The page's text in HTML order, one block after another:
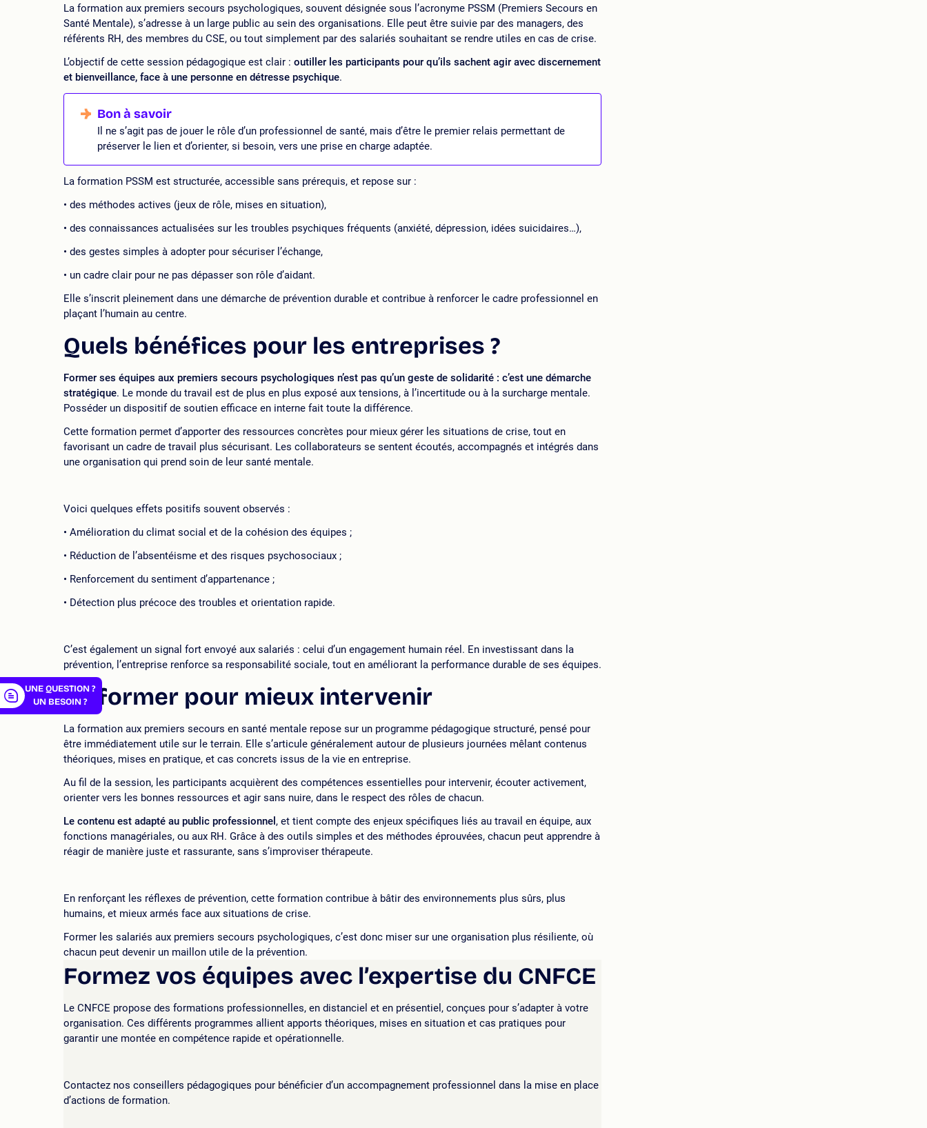
La formation aux premiers secours psychologiques, souvent désignée sous l’acronyme PSSM (Premiers Secours en
Santé Mentale), s’adresse à un large public au sein des organisations. Elle peut être suivie par des managers, des
référents RH, des membres du CSE, ou tout simplement par des salariés souhaitant se rendre utiles en cas de crise.
L’objectif de cette session pédagogique est clair : outiller les participants pour qu’ils sachent agir avec discernement
et bienveillance, face à une personne en détresse psychique.
Il ne s’agit pas de jouer le rôle d’un professionnel de santé, mais d’être le premier relais permettant de
préserver le lien et d’orienter, si besoin, vers une prise en charge adaptée.
La formation PSSM est structurée, accessible sans prérequis, et repose sur :
des méthodes actives (jeux de rôle, mises en situation),
des connaissances actualisées sur les troubles psychiques fréquents (anxiété, dépression, idées suicidaires…),
des gestes simples à adopter pour sécuriser l’échange,
un cadre clair pour ne pas dépasser son rôle d’aidant.
Elle s’inscrit pleinement dans une démarche de prévention durable et contribue à renforcer le cadre professionnel en
plaçant l’humain au centre.
Quels bénéfices pour les entreprises ?
Former ses équipes aux premiers secours psychologiques n’est pas qu’un geste de solidarité : c’est une démarche
stratégique. Le monde du travail est de plus en plus exposé aux tensions, à l’incertitude ou à la surcharge mentale.
Posséder un dispositif de soutien efficace en interne fait toute la différence.
Cette formation permet d’apporter des ressources concrètes pour mieux gérer les situations de crise, tout en
favorisant un cadre de travail plus sécurisant. Les collaborateurs se sentent écoutés, accompagnés et intégrés dans
une organisation qui prend soin de leur santé mentale.
Voici quelques effets positifs souvent observés :
Amélioration du climat social et de la cohésion des équipes ;
Réduction de l’absentéisme et des risques psychosociaux ;
Renforcement du sentiment d’appartenance ;
Détection plus précoce des troubles et orientation rapide.
C’est également un signal fort envoyé aux salariés : celui d’un engagement humain réel. En investissant dans la
prévention, l’entreprise renforce sa responsabilité sociale, tout en améliorant la performance durable de ses équipes.
Se former pour mieux intervenir
La formation aux premiers secours en santé mentale repose sur un programme pédagogique structuré, pensé pour
être immédiatement utile sur le terrain. Elle s’articule généralement autour de plusieurs journées mêlant contenus
théoriques, mises en pratique, et cas concrets issus de la vie en entreprise.
Au fil de la session, les participants acquièrent des compétences essentielles pour intervenir, écouter activement,
orienter vers les bonnes ressources et agir sans nuire, dans le respect des rôles de chacun.
Le contenu est adapté au public professionnel , et tient compte des enjeux spécifiques liés au travail en équipe, aux
fonctions managériales, ou aux RH. Grâce à des outils simples et des méthodes éprouvées, chacun peut apprendre à
réagir de manière juste et rassurante, sans s’improviser thérapeute.
En renforçant les réflexes de prévention, cette formation contribue à bâtir des environnements plus sûrs, plus
humains, et mieux armés face aux situations de crise.
Former les salariés aux premiers secours psychologiques, c’est donc miser sur une organisation plus résiliente, où
chacun peut devenir un maillon utile de la prévention.
Formez vos équipes avec l’expertise du CNFCE
Le CNFCE propose des formations professionnelles, en distanciel et en présentiel, conçues pour s’adapter à votre
organisation. Ces différents programmes allient apports théoriques, mises en situation et cas pratiques pour
garantir une montée en compétence rapide et opérationnelle.
Contactez nos conseillers pédagogiques pour bénéficier d’un accompagnement professionnel dans la mise en place
d’actions de formation.
UNE QUESTION ?
UN BESOIN ?